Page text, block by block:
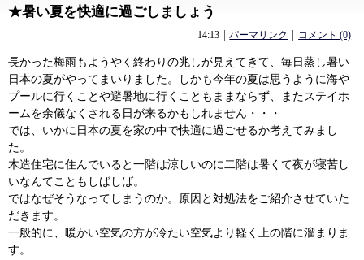
★暑い夏を快適に過ごしましょう
14:13 パーマリンク コメント (0)
長かった梅雨もようやく終わりの兆しが見えてきて、毎日蒸し暑い
日本の夏がやってまいりました。しかも今年の夏は思うように海や
プールに行くことや避暑地に行くこともままならず、またステイホ
ームを余儀なくされる日が来るかもしれません・・・
では、いかに日本の夏を家の中で快適に過ごせるか考えてみまし
た。
木造住宅に住んでいると一階は涼しいのに二階は暑くて夜が寝苦し
いなんてこともしばしば。
ではなぜそうなってしまうのか。原因と対処法をご紹介させていた
だきます。
一般的に、暖かい空気の方が冷たい空気より軽く上の階に溜まりま
す。